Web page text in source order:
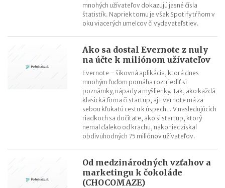
mnohých užívateľov dokazujú jasné čísla
štatistík. Napriek tomu je však Spotify tŕňom v
oku viacerých umelcov či vydavateľstiev.
Ako sa dostal Evernote z nuly
na účte k miliónom užívateľov
Evernote – šikovná aplikácia, ktorá dnes
mnohým ľuďom pomáha roztriediť si
poznámky, nápady a myšlienky. Tak, ako každá
klasická firma či startup, aj Evernote má za
sebou kľukatú cestu k úspechu. V nasledujúcich
riadkoch sa dočítate, ako si startup, ktorý
nemal ďaleko od krachu, nakoniec získal
obdivuhodných 75 miliónov užívateľov.
Od medzinárodných vzťahov a
marketingu k čokoláde
(CHOCOMAZE)